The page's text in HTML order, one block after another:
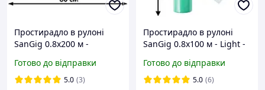
Простирадло в рулоні
SanGig 0.8х200 м -
Готово до відправки
5.0 (3)
Простирадло в рулоні
SanGig 0.8х100 м - Light -
Готово до відправки
5.0 (6)